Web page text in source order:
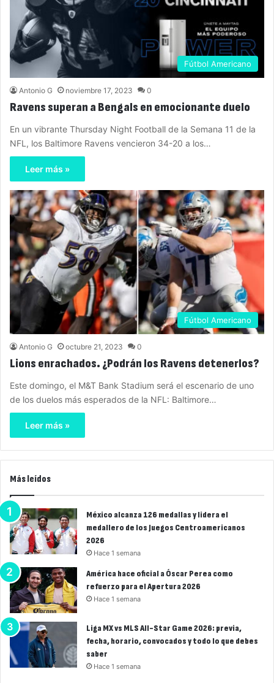
Fútbol Americano
Antonio G noviembre 17, 2023 0
Ravens superan a Bengals en emocionante duelo
En un vibrante Thursday Night Football de la Semana 11 de la
NFL, los Baltimore Ravens vencieron 34-20 a los…
Leer más »
Fútbol Americano
Antonio G octubre 21, 2023 0
Lions enrachados. ¿Podrán los Ravens detenerlos?
Este domingo, el M&T Bank Stadium será el escenario de uno
de los duelos más esperados de la NFL: Baltimore…
Leer más »
Más leídos
México alcanza 126 medallas y lidera el
medallero de los Juegos Centroamericanos
2026
Hace 1 semana
América hace oficial a Óscar Perea como
refuerzo para el Apertura 2026
Hace 1 semana
Liga MX vs MLS All-Star Game 2026: previa,
fecha, horario, convocados y todo lo que debes
saber
Hace 1 semana